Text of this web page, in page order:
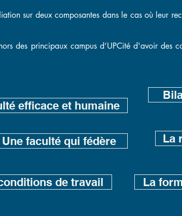
sur deux composantes dans le cas où leur
des principaux campus d’UPCité d'avoir des
efficace et humaine
Une faculté qui fédère
de travail
La
La